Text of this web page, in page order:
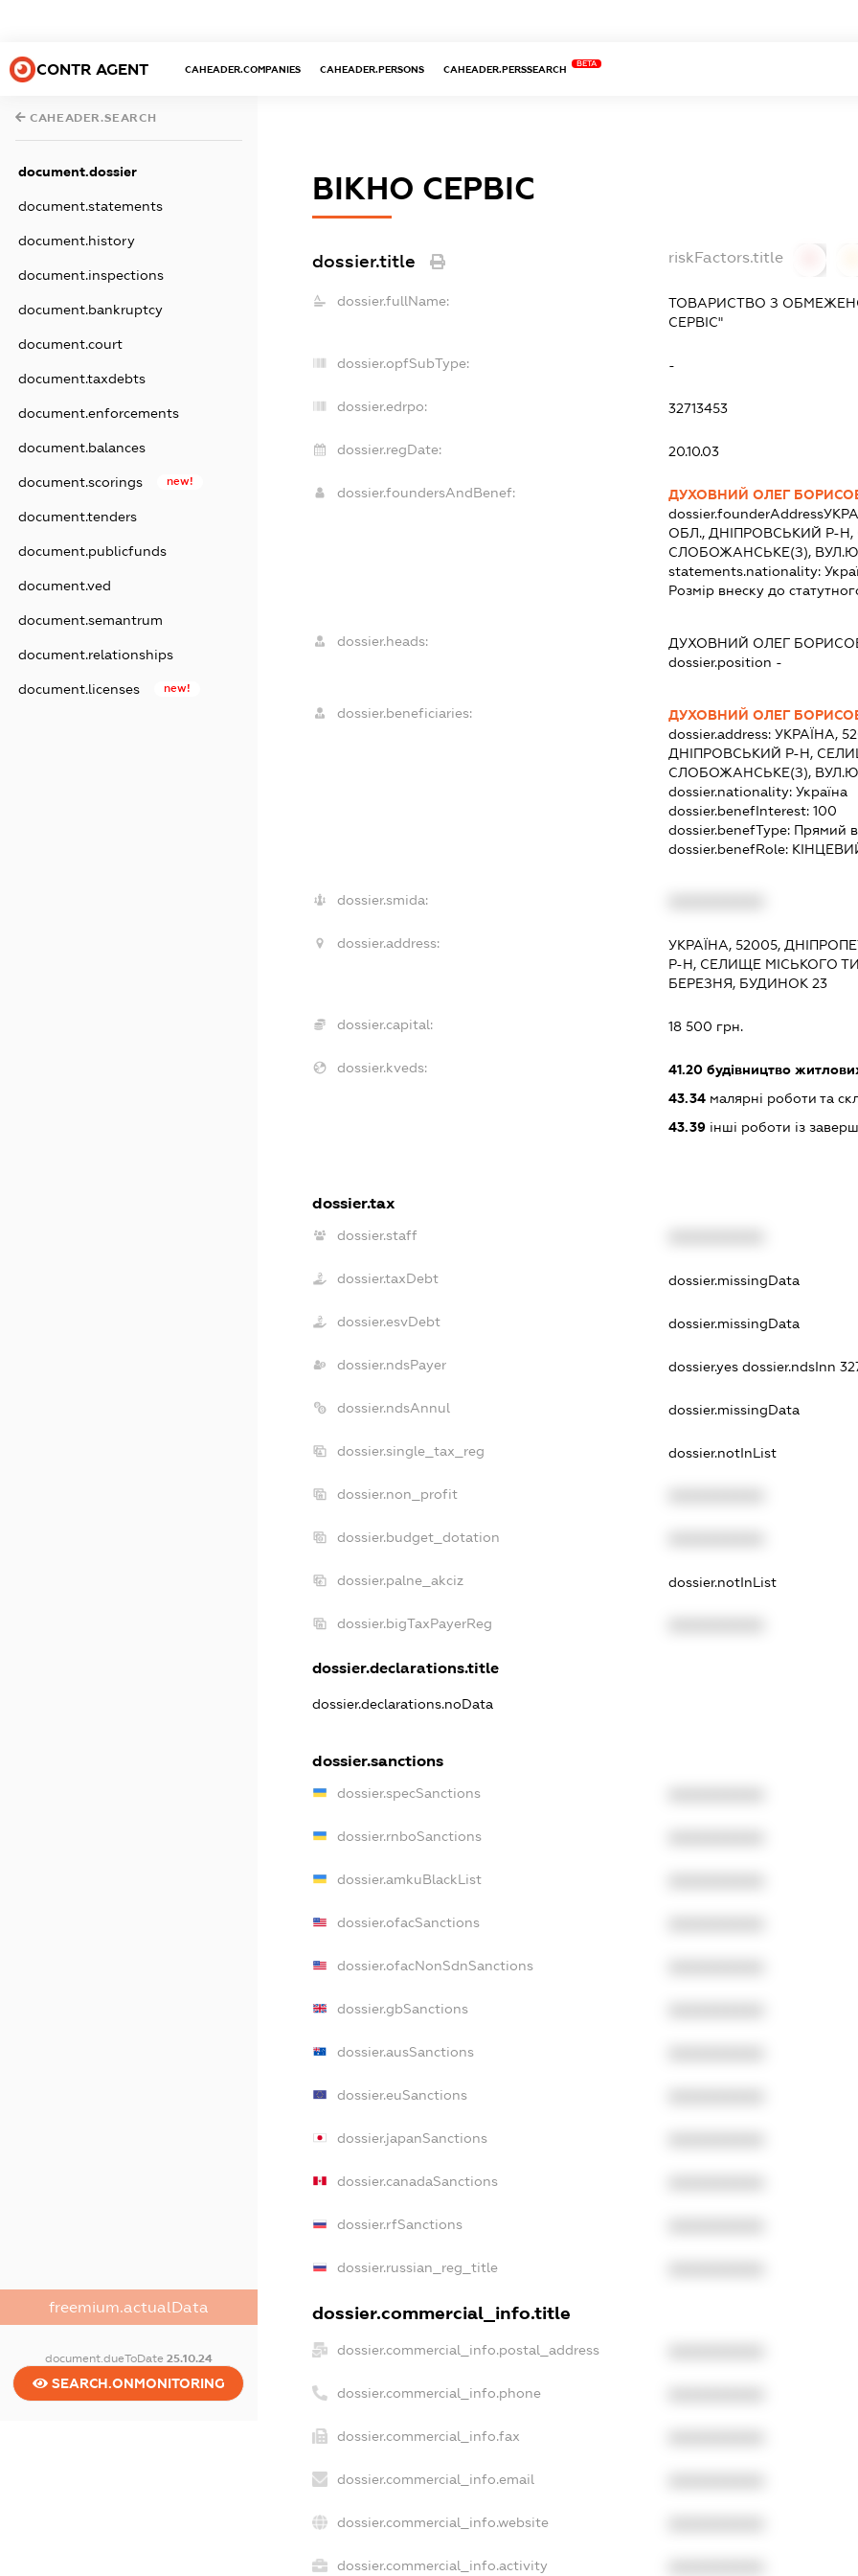
CONTR AGENT CAHEADER.COMPANIES CAHEADER.PERSONS CAHEADER.PERSSEARCH
BETA
CAHEADER.SEARCH
document.dossier
document.statements
document.history
document.inspections
document.bankruptcy
document.court
document.taxdebts
document.enforcements
document.balances
document.scorings new!
document.tenders
document.publicfunds
document.ved
document.semantrum
document.relationships
document.licenses new!
freemium.actualData
document.dueToDate 25.10.24
SEARCH.ONMONITORING
ВІКНО СЕРВІС
dossier.title riskFactors.title
dossier.fullName:
ТОВАРИСТВО З
СЕРВІС"
dossier.opfSubType: -
dossier.edrpo: 32713453
dossier.regDate: 20.10.03
dossier.foundersAndBenef:
ДУХОВНИЙ ОЛЕГ
dossier.founderAddress
ОБЛ., ДНІПРОВСЬКИЙ Р-
СЛОБОЖАНСЬКЕ(З),
statements.nationality:
Розмір внеску до
dossier.heads: ДУХОВНИЙ ОЛЕГ
dossier.position -
dossier.beneficiaries:
ДУХОВНИЙ ОЛЕГ
dossier.address: УКРАЇНА,
ДНІПРОВСЬКИЙ Р-Н,
СЛОБОЖАНСЬКЕ(З),
dossier.nationality: Україна
dossier.benefInterest: 100
dossier.benefType: Прямий
dossier.benefRole:
dossier.smida:
dossier.address:
УКРАЇНА, 52005,
Р-Н, СЕЛИЩЕ МІСЬКОГО
БЕРЕЗНЯ, БУДИНОК 23
dossier.capital: 18 500 грн.
dossier.kveds: 41.20будівництво
43.34малярні роботи та
43.39інші роботи із
dossier.tax
dossier.staff
dossier.taxDebt dossier.missingData
dossier.esvDebt dossier.missingData
dossier.ndsPayer dossier.yes dossier.ndsInn
dossier.ndsAnnul dossier.missingData
dossier.single_tax_reg dossier.notInList
dossier.non_profit
dossier.budget_dotation
dossier.palne_akciz dossier.notInList
dossier.bigTaxPayerReg
dossier.declarations.title
dossier.declarations.noData
dossier.sanctions
dossier.specSanctions
dossier.rnboSanctions
dossier.amkuBlackList
dossier.ofacSanctions
dossier.ofacNonSdnSanctions
dossier.gbSanctions
dossier.ausSanctions
dossier.euSanctions
dossier.japanSanctions
dossier.canadaSanctions
dossier.rfSanctions
dossier.russian_reg_title
dossier.commercial_info.title
dossier.commercial_info.postal_address
dossier.commercial_info.phone
dossier.commercial_info.fax
dossier.commercial_info.email
dossier.commercial_info.website
dossier.commercial_info.activity